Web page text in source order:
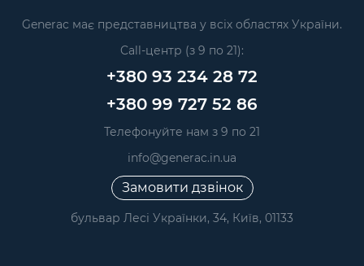
Generac має представництва у всіх областях України.
Call-центр (з 9 по 21):
+380 93 234 28 72
+380 99 727 52 86
Телефонуйте нам з 9 по 21
info@generac.in.ua
Замовити дзвінок
бульвар Лесі Українки, 34, Київ, 01133